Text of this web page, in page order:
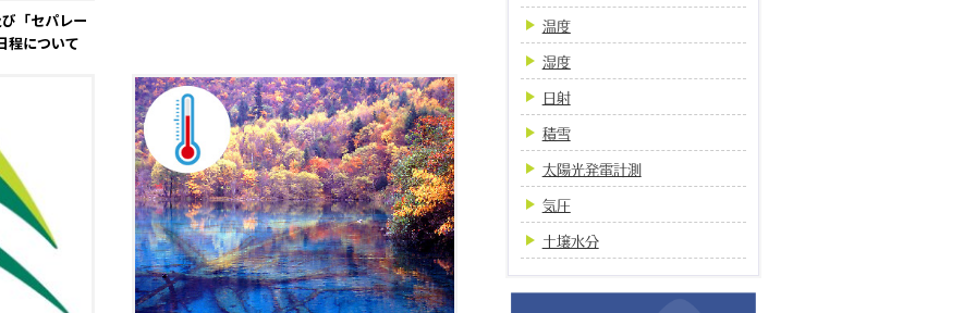
「セパレー
程について
温度
湿度
日射
積雪
太陽光発電計測
気圧
土壌水分